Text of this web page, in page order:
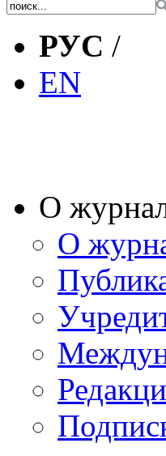
РУС /
EN
О
О